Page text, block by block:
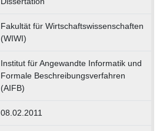
Fakultät für Wirtschaftswissenschaften
(WIWI)
Institut für Angewandte Informatik und
Formale Beschreibungsverfahren
(AIFB)
08.02.2011